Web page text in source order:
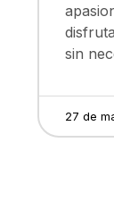
sin
27 de